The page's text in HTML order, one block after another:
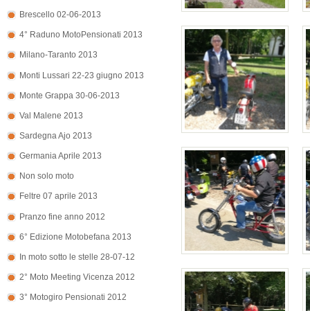
Brescello 02-06-2013
4° Raduno MotoPensionati 2013
Milano-Taranto 2013
Monti Lussari 22-23 giugno 2013
Monte Grappa 30-06-2013
Val Malene 2013
Sardegna Ajo 2013
Germania Aprile 2013
Non solo moto
Feltre 07 aprile 2013
Pranzo fine anno 2012
6° Edizione Motobefana 2013
In moto sotto le stelle 28-07-12
2° Moto Meeting Vicenza 2012
3° Motogiro Pensionati 2012